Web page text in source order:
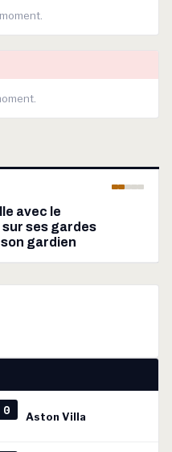
avec le
ses gardes
son gardien
Aston Villa